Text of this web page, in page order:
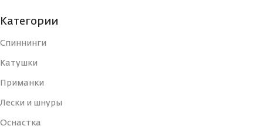
Категории
Спиннинги
Катушки
Приманки
Лески и шнуры
Оснастка